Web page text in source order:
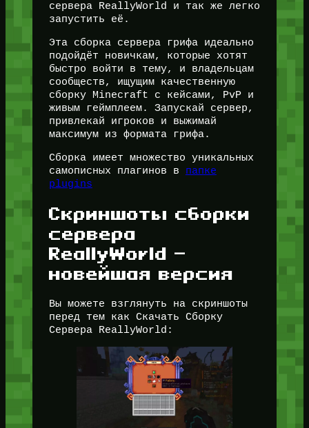
сервера ReallyWorld и так же легко
запустить её.
Эта сборка сервера грифа идеально
подойдёт новичкам, которые хотят
быстро войти в тему, и владельцам
сообществ, ищущим качественную
сборку Minecraft с кейсами, PvP и
живым геймплеем. Запускай сервер,
привлекай игроков и выжимай
максимум из формата грифа.
Сборка имеет множество уникальных
самописных плагинов в папке
plugins
Скриншоты сборки
сервера
ReallyWorld —
новейшая версия
Вы можете взглянуть на скриншоты
перед тем как Скачать Сборку
Сервера ReallyWorld: